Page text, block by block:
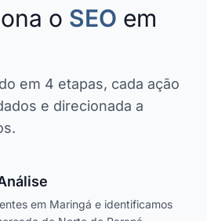
o SEO em
em 4 etapas, cada ação
e direcionada a
em Maringá e identificamos